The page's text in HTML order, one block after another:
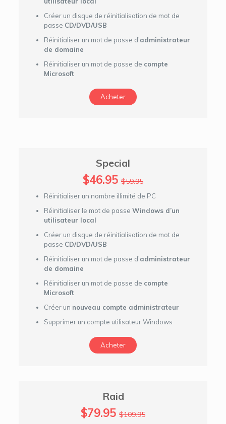
Créer un disque de réinitialisation de mot de
passe CD/DVD/USB
Réinitialiser un mot de passe d’administrateur
de domaine
Réinitialiser un mot de passe de compte
Microsoft
Acheter
Special
$46.95 $59.95
Réinitialiser un nombre illimité de PC
Réinitialiser le mot de passe Windows d’un
utilisateur local
Créer un disque de réinitialisation de mot de
passe CD/DVD/USB
Réinitialiser un mot de passe d’administrateur
de domaine
Réinitialiser un mot de passe de compte
Microsoft
Créer un nouveau compte administrateur
Supprimer un compte utilisateur Windows
Acheter
Raid
$79.95 $109.95